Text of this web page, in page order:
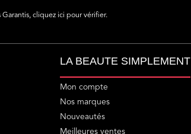
Garantis, cliquez ici pour vérifier.
LA BEAUTE SIMPLEMENT
Mon compte
Nos marques
Nouveautés
Meilleures ventes